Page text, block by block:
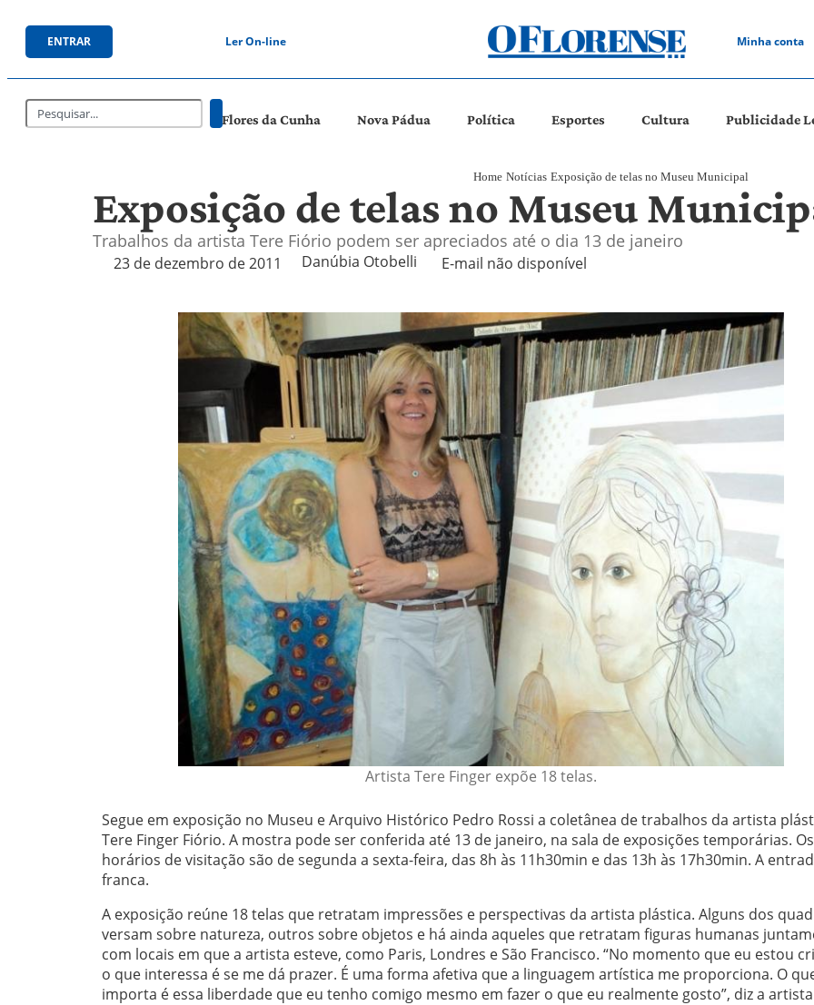
ENTRAR Ler On-line Minha conta
Flores da Cunha Nova Pádua Política Esportes Cultura Publicidade
Home Notícias Exposição de telas no Museu Municipal
Exposição de telas no Museu
Trabalhos da artista Tere Fiório podem ser apreciados até o dia 13 de janeiro
23 de dezembro de 2011 Danúbia Otobelli  E-mail não disponível
Artista Tere Finger expõe 18 telas.
Segue em exposição no Museu e Arquivo Histórico Pedro Rossi a coletânea de trabalhos da artista
Tere Finger Fiório. A mostra pode ser conferida até 13 de janeiro, na sala de exposições temporárias. Os
horários de visitação são de segunda a sexta-feira, das 8h às 11h30min e das 13h às 17h30min. A
franca.
A exposição reúne 18 telas que retratam impressões e perspectivas da artista plástica. Alguns dos
versam sobre natureza, outros sobre objetos e há ainda aqueles que retratam figuras humanas
com locais em que a artista esteve, como Paris, Londres e São Francisco. “No momento que eu estou
o que interessa é se me dá prazer. É uma forma afetiva que a linguagem artística me proporciona. O
importa é essa liberdade que eu tenho comigo mesmo em fazer o que eu realmente gosto”, diz a